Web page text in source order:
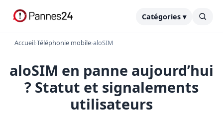
Catégories ▾
Accueil›Téléphonie mobile›aloSIM
aloSIM en panne aujourd’hui
? Statut et signalements
utilisateurs